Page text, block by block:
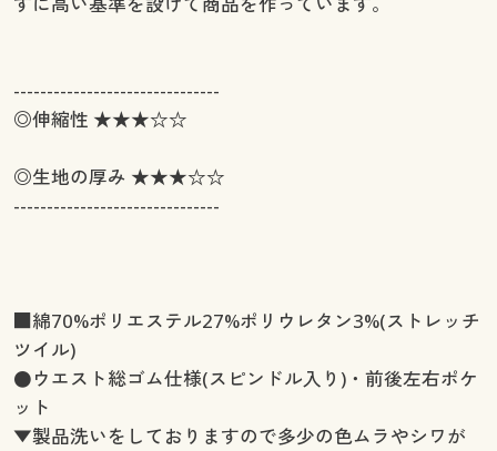
-------------------------------
◎伸縮性 ★★★☆☆
◎生地の厚み ★★★☆☆
-------------------------------
■綿70%ポリエステル27%ポリウレタン3%(ストレッチ
ツイル)
●ウエスト総ゴム仕様(スピンドル入り)・前後左右ポケ
ット
▼製品洗いをしておりますので多少の色ムラやシワが